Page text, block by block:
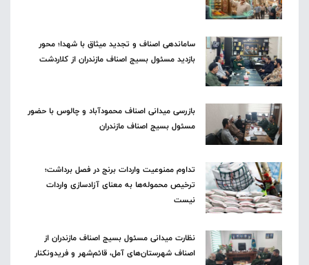
ساماندهی اصناف و تجدید میثاق با شهدا؛ محور
بازدید مسئول بسیج اصناف مازندران از کلاردشت
بازرسی میدانی اصناف محمودآباد و چالوس با حضور
مسئول بسیج اصناف مازندران
تداوم ممنوعیت واردات برنج در فصل برداشت؛
ترخیص محموله‌ها به معنای آزادسازی واردات
نیست
نظارت میدانی مسئول بسیج اصناف مازندران از
اصناف شهرستان‌های آمل، قائم‌شهر و فریدونکنار